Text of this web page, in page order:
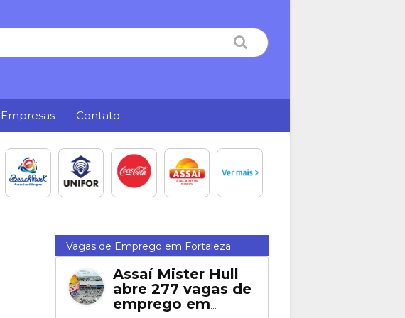
Empresas Contato
Vagas de Emprego em Fortaleza
Assaí Mister Hull
abre 277 vagas de
emprego em